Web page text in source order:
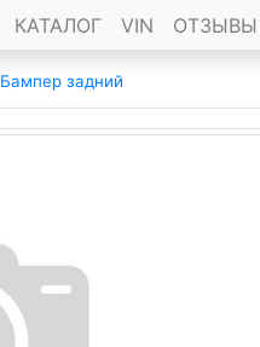
КАТАЛОГ VIN ОТЗЫВЫ
Бампер задний